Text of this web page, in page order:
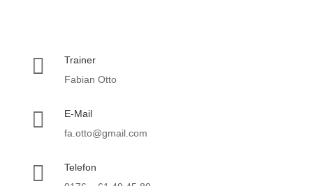

Trainer
Fabian Otto

E-Mail
fa.otto@gmail.com

Telefon